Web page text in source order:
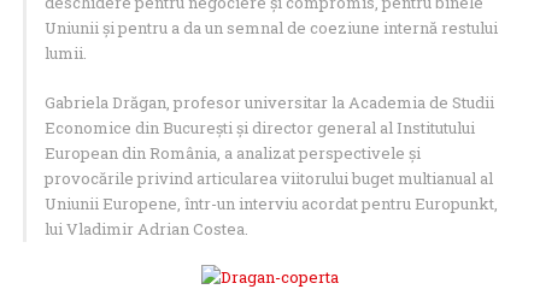
Uniunii şi pentru a da un semnal de coeziune internă restului
lumii.
Gabriela Drăgan, profesor universitar la Academia de Studii
Economice din Bucureşti şi director general al Institutului
European din România, a analizat perspectivele şi
provocările privind articularea viitorului buget multianual al
Uniunii Europene, într-un interviu acordat pentru Europunkt,
lui Vladimir Adrian Costea.